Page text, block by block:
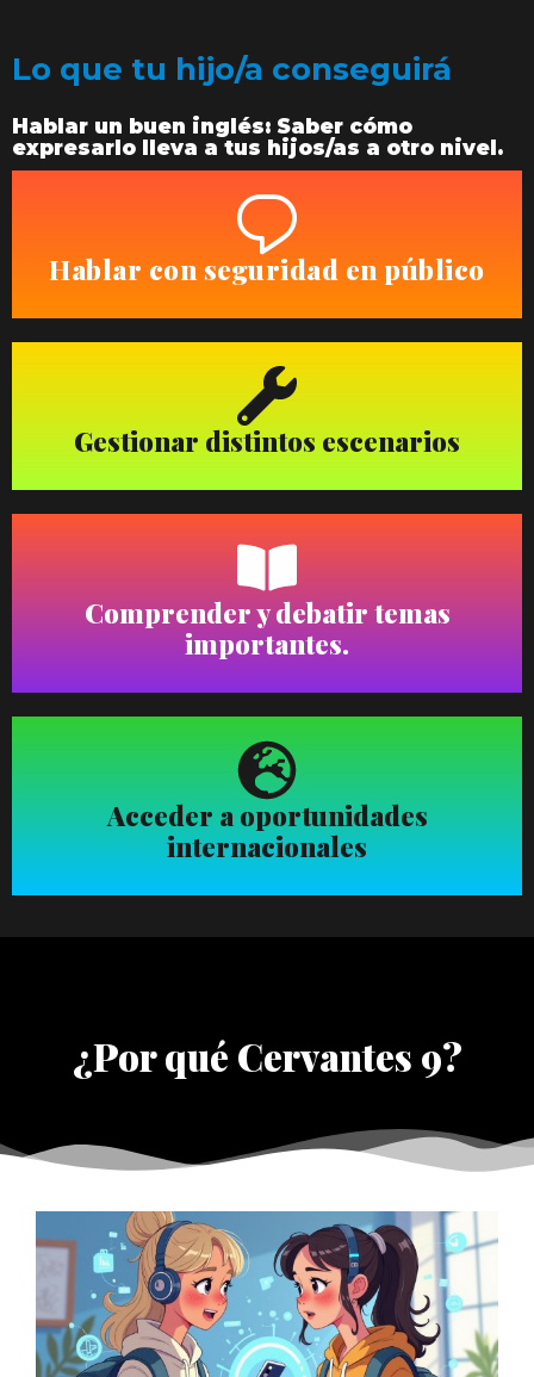
Lo que tu hijo/a conseguirá
Hablar un buen inglés: Saber cómo
expresarlo lleva a tus hijos/as a otro nivel.
Hablar con seguridad en público
Gestionar distintos escenarios
Comprender y debatir temas
importantes.
Acceder a oportunidades
internacionales
¿Por qué Cervantes 9?